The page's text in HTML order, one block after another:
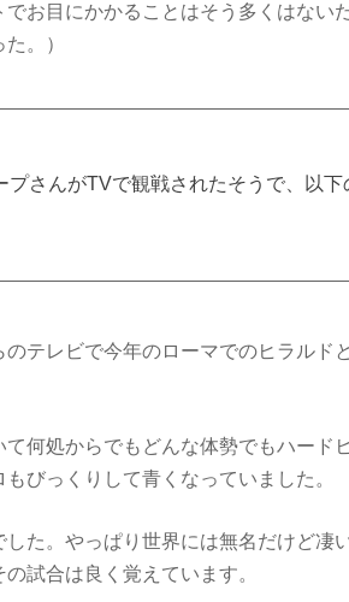
お目にかかることはそう多くはない
。）
さんがTVで観戦されたそうで、以
テレビで今年のローマでのヒラルド
何処からでもどんな体勢でもハード
びっくりして青くなっていました。
た。やっぱり世界には無名だけど凄
試合は良く覚えています。